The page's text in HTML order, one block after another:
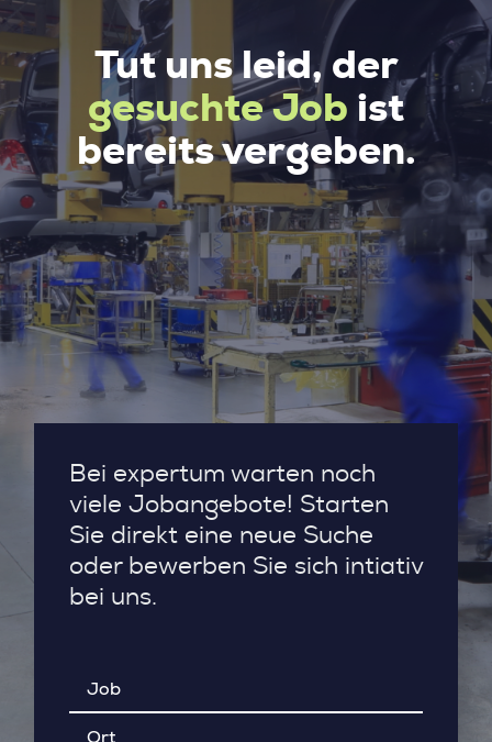
Tut uns leid, der
gesuchte Job ist
bereits vergeben.
Bei expertum warten noch
viele Jobangebote! Starten
Sie direkt eine neue Suche
oder bewerben Sie sich intiativ
bei uns.